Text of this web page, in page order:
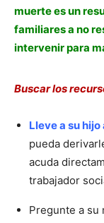
muerte es un
familiares a no
intervenir para
Buscar los
Lleve a su
pueda
acuda
trabajador
Pregunte a su